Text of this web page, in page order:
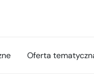
Oferta